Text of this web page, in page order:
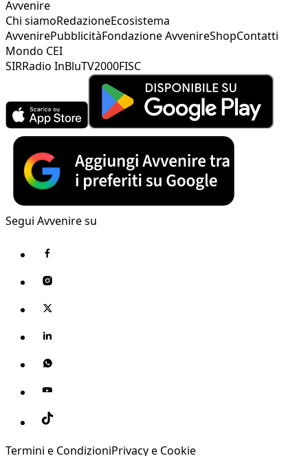
Avvenire
Chi siamoRedazioneEcosistema
AvvenirePubblicitàFondazione AvvenireShopContatti
Mondo CEI
SIRRadio InBluTV2000FISC
Segui Avvenire su
Termini e CondizioniPrivacy e Cookie